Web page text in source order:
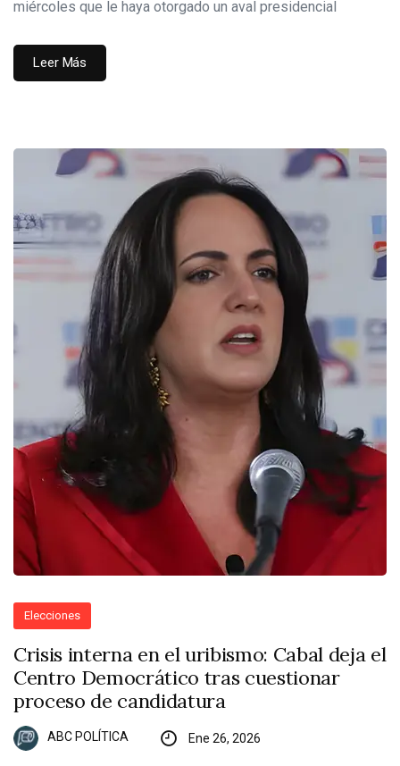
miércoles que le haya otorgado un aval presidencial
Leer Más
Elecciones
Crisis interna en el uribismo: Cabal deja el
Centro Democrático tras cuestionar
proceso de candidatura
ABC POLÍTICA Ene 26, 2026